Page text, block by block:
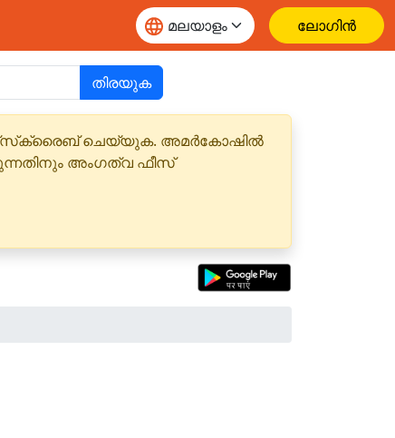
ലോഗിൻ
തിരയുക
സബ്‌സ്‌ക്രൈബ് ചെയ്യുക. അമർകോഷിൽ
അംഗത്വ ഫീസ്